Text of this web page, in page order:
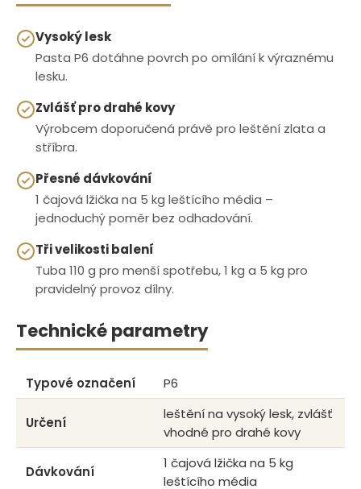
Vysoký lesk
Pasta P6 dotáhne povrch po omílání k výraznému
lesku.
Zvlášť pro drahé kovy
Výrobcem doporučená právě pro leštění zlata a
stříbra.
Přesné dávkování
1 čajová lžička na 5 kg leštícího média –
jednoduchý poměr bez odhadování.
Tři velikosti balení
Tuba 110 g pro menší spotřebu, 1 kg a 5 kg pro
pravidelný provoz dílny.
Technické parametry
Typové označení P6
Určení
leštění na vysoký lesk, zvlášť
vhodné pro drahé kovy
Dávkování
1 čajová lžička na 5 kg
leštícího média